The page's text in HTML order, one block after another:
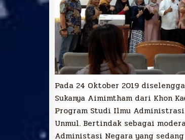
Pada 24 Oktober 2019
Sukanya Aimimtham dari Khon
Program Studi Ilmu
Unmul. Bertindak sebagai
Administasi Negara yang